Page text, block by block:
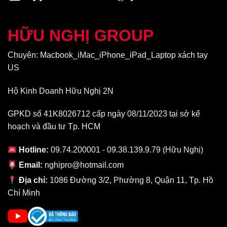
sợi dây nguồn.
Màn Hình
HỮU NGHỊ GROUP
Chuyên: Macbook_iMac_iPhone_iPad_Laptop xách tay
US
Hộ Kinh Doanh Hữu Nghị 2N
GPKD số 41K8026712 cấp ngày 08/11/2023 tại sở kế
hoạch và đầu tư Tp. HCM
Hotline: 09.74.200001 - 09.38.139.9.79 (Hữu Nghị)
Email: nghipro@hotmail.com
Địa chỉ: 1086 Đường 3/2, Phường 8, Quận 11, Tp. Hồ
Chí Minh